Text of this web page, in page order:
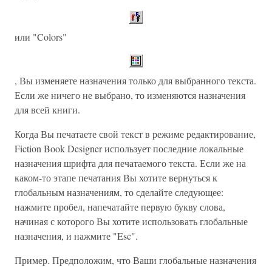
или "Colors"
, Вы изменяете назначения только для выбранного текста.
Если же ничего не выбрано, то изменяются назначения
для всей книги.
Когда Вы печатаете свой текст в режиме редактирование,
Fiction Book Designer использует последние локальные
назначения шрифта для печатаемого текста. Если же на
каком-то этапе печатания Вы хотите вернуться к
глобальным назначениям, то сделайте следующее:
нажмите пробел, напечатайте первую букву слова,
начиная с которого Вы хотите использовать глобальные
назначения, и нажмите "Esc".
Пример. Предположим, что Ваши глобальные назначения